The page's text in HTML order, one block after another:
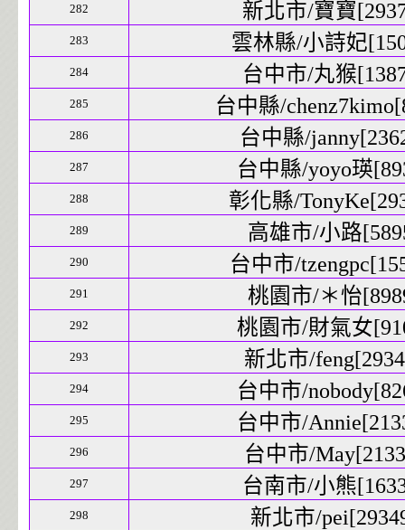
282 新北市/寶寶
283 雲林縣/小詩妃
284 台中市/丸猴
285 台中縣/
286 台中縣/
287 台中縣/yoyo瑛
288 彰化縣/
289 高雄市/小路
290 台中市/
291 桃園市/＊怡
292 桃園市/財氣女
293 新北市/
294 台中市/
295 台中市/
296 台中市/
297 台南市/小熊
298 新北市/